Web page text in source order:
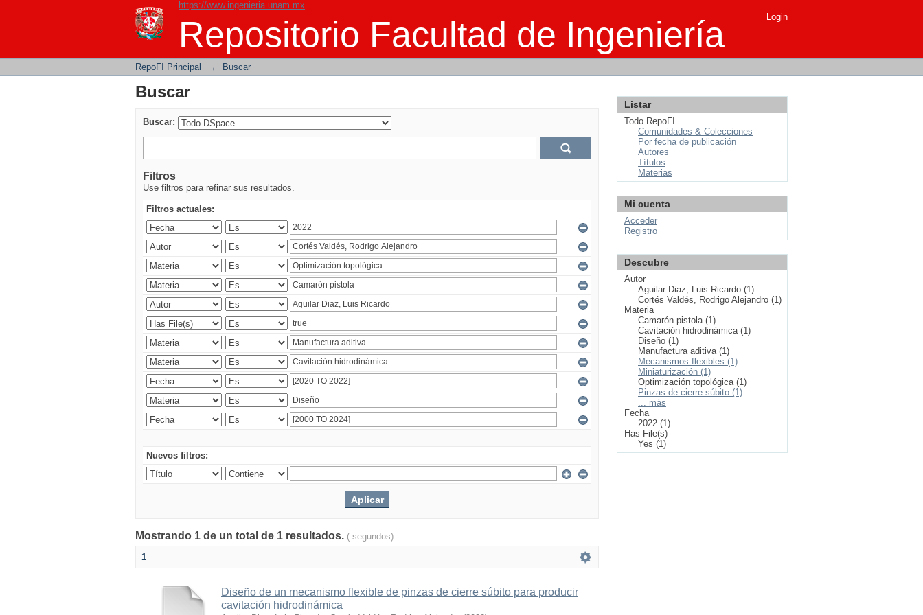
https://www.ingenieria.unam.mx
Repositorio Facultad de Ingeniería
Buscar Login
RepoFI Principal → Buscar
Buscar
Buscar:
Filtros
Use filtros para refinar sus resultados.
Filtros actuales:
Nuevos filtros:
Mostrando 1 de un total de 1 resultados. ( segundos)
1
Diseño de un mecanismo flexible de pinzas de cierre súbito para producir
cavitación hidrodinámica
Listar
Todo RepoFI
Comunidades & Colecciones
Por fecha de publicación
Autores
Títulos
Materias
Mi cuenta
Acceder
Registro
Descubre
Autor
Aguilar Diaz, Luis Ricardo (1)
Cortés Valdés, Rodrigo Alejandro (1)
Materia
Camarón pistola (1)
Cavitación hidrodinámica (1)
Diseño (1)
Manufactura aditiva (1)
Mecanismos flexibles (1)
Miniaturización (1)
Optimización topológica (1)
Pinzas de cierre súbito (1)
... más
Fecha
2022 (1)
Has File(s)
Yes (1)